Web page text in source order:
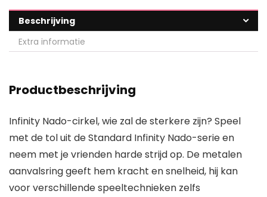
Beschrijving
Extra informatie
Productbeschrijving
Infinity Nado-cirkel, wie zal de sterkere zijn? Speel
met de tol uit de Standard Infinity Nado-serie en
neem met je vrienden harde strijd op. De metalen
aanvalsring geeft hem kracht en snelheid, hij kan
voor verschillende speeltechnieken zelfs